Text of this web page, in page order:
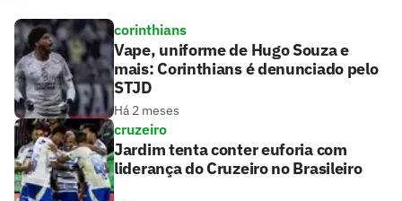
corinthians
Vape, uniforme de Hugo Souza e
mais: Corinthians é denunciado pelo
STJD
Há 2 meses
cruzeiro
Jardim tenta conter euforia com
liderança do Cruzeiro no Brasileiro